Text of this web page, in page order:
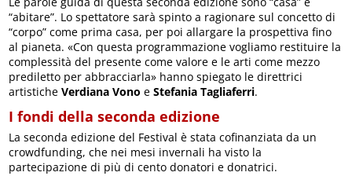
“abitare”. Lo spettatore sarà spinto a ragionare sul concetto di
“corpo” come prima casa, per poi allargare la prospettiva fino
al pianeta. «Con questa programmazione vogliamo restituire la
complessità del presente come valore e le arti come mezzo
prediletto per abbracciarla» hanno spiegato le direttrici
artisticheVerdiana Vono eStefania Tagliaferri.
I fondi della seconda edizione
La seconda edizione del Festival è stata cofinanziata da un
crowdfunding, che nei mesi invernali ha visto la
partecipazione di più di cento donatori e donatrici.